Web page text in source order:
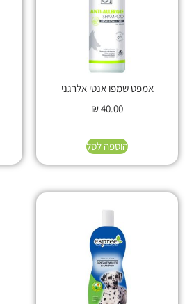
אמפט שמפו אנטי אלרגני
₪40.00
הוספה לסל